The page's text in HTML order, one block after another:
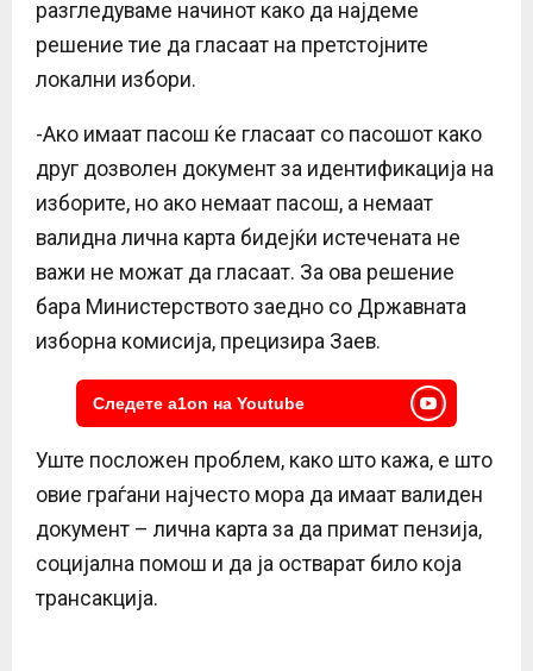
разгледуваме начинот како да најдеме
решение тие да гласаат на претстојните
локални избори.
-Ако имаат пасош ќе гласаат со пасошот како
друг дозволен документ за идентификација на
изборите, но ако немаат пасош, а немаат
валидна лична карта бидејќи истечената не
важи не можат да гласаат. За ова решение
бара Министерството заедно со Државната
изборна комисија, прецизира Заев.
Следете a1on на Youtube
Уште посложен проблем, како што кажа, е што
овие граѓани најчесто мора да имаат валиден
документ – лична карта за да примат пензија,
социјална помош и да ја остварат било која
трансакција.